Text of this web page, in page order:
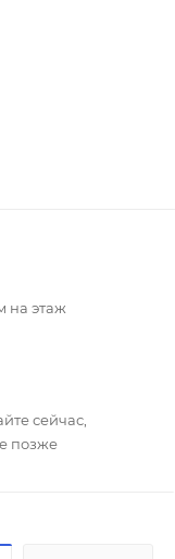
на этаж
сейчас,
позже